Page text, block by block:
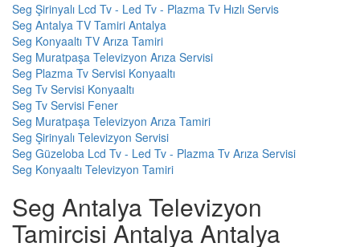
Seg Şirinyalı Lcd Tv - Led Tv - Plazma Tv Hızlı Servis
Seg Antalya TV Tamiri Antalya
Seg Konyaaltı TV Arıza Tamiri
Seg Muratpaşa Televizyon Arıza Servisi
Seg Plazma Tv Servisi Konyaaltı
Seg Tv Servisi Konyaaltı
Seg Tv Servisi Fener
Seg Muratpaşa Televizyon Arıza Tamiri
Seg Şirinyalı Televizyon Servisi
Seg Güzeloba Lcd Tv - Led Tv - Plazma Tv Arıza Servisi
Seg Konyaaltı Televizyon Tamiri
Seg Antalya Televizyon
Tamircisi Antalya Antalya